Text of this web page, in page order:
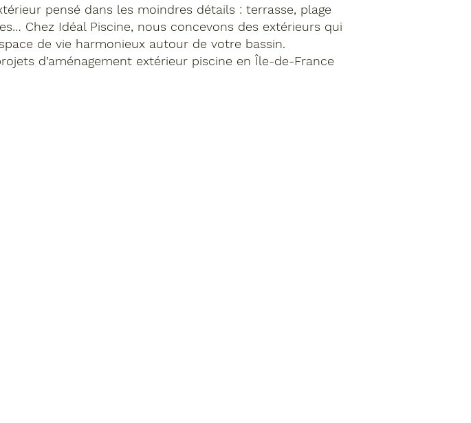
pensé dans les moindres détails : terrasse, plage
Chez Idéal Piscine, nous concevons des extérieurs qui
de vie harmonieux autour de votre bassin.
d’aménagement extérieur piscine en Île-de-France